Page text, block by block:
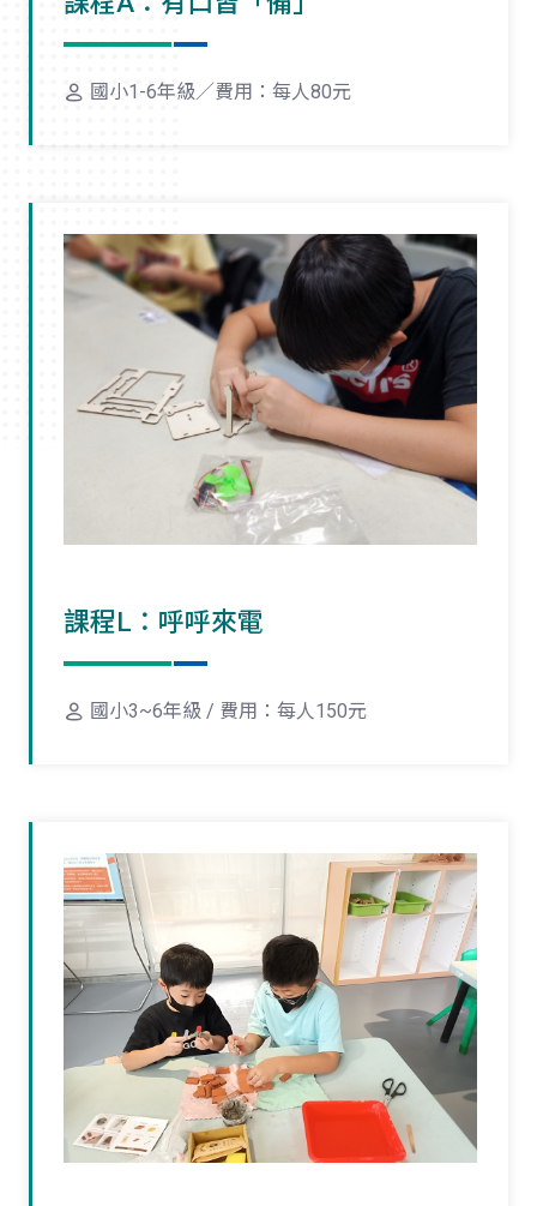
國小1-6年級／費用：每人80元
課程L：呼呼來電
國小3~6年級 / 費用：每人150元